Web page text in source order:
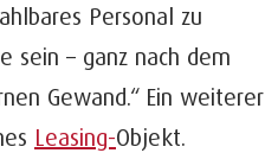
Personal zu
sein – ganz nach dem
Gewand.“ Ein weiterer
Leasing-Objekt.